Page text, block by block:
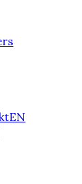
EN